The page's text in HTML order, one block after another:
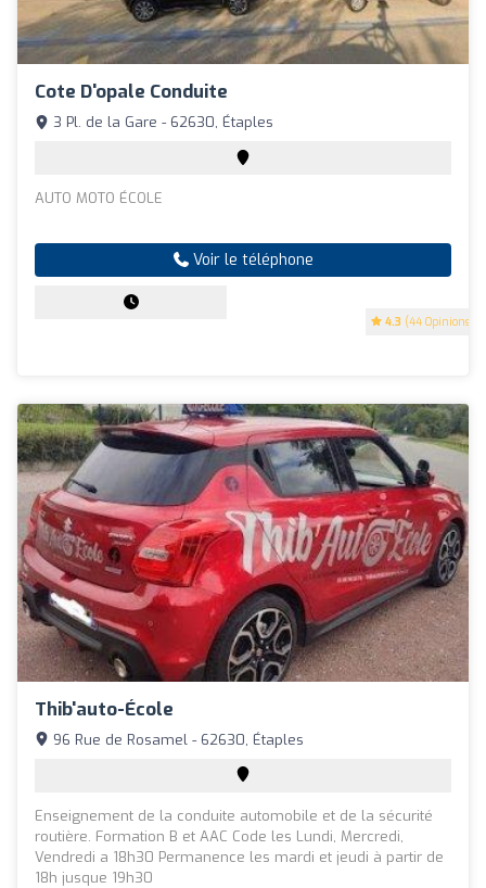
Cote D'opale Conduite
4.3 (44 Opinions)
3 Pl. de la Gare - 62630, Étaples
AUTO MOTO ÉCOLE
Voir le téléphone
Thib'auto-École
96 Rue de Rosamel - 62630, Étaples
Enseignement de la conduite automobile et de la sécurité
routière. Formation B et AAC Code les Lundi, Mercredi,
Vendredi a 18h30 Permanence les mardi et jeudi à partir de
18h jusque 19h30